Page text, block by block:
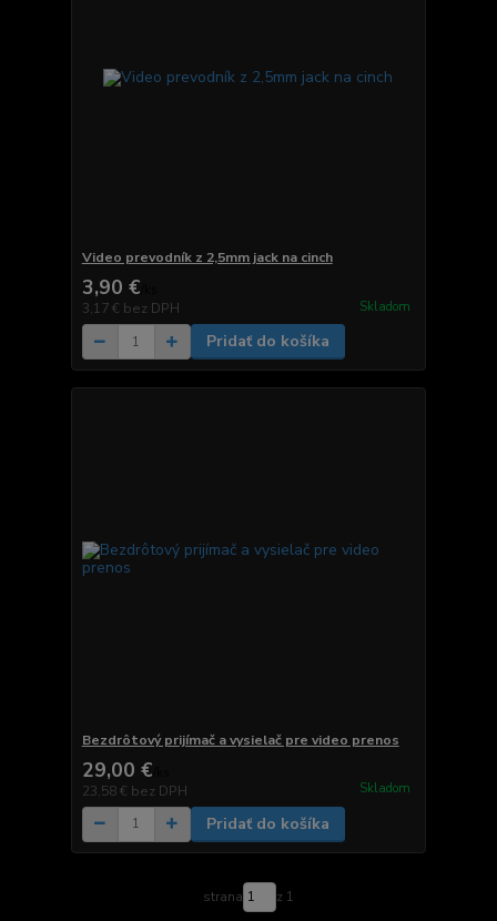
Video prevodník z 2,5mm jack na cinch
3,90 €
3,17 € bez DPH Skladom
Pridať do košíka
Bezdrôtový prijímač a vysielač pre video prenos
29,00 €
23,58 € bez DPH Skladom
Pridať do košíka
strana z 1